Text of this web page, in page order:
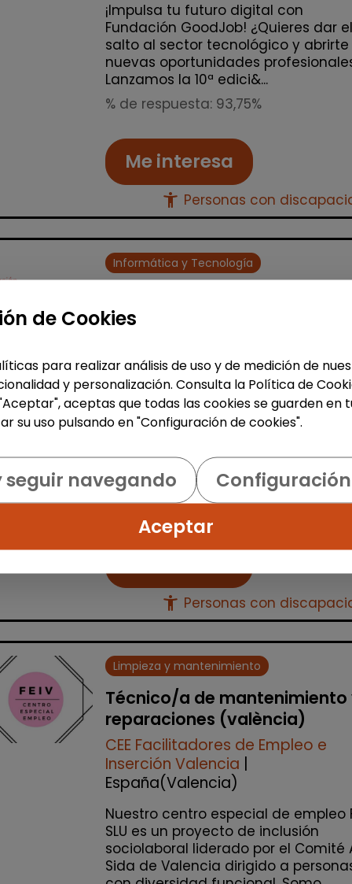
¡Impulsa tu futuro digital con
Fundación GoodJob! ¿Quieres dar el
salto al sector tecnológico y
nuevas oportunidades
Lanzamos la 10ª edici&...
% de respuesta: 93,75%
Me interesa
accessibility_new Personas con
Informática y Tecnología
impact#core(empleo
FUNDACIÓN GOODJOB|
España(Madrid)
¡Impulsa tu futuro digital con
Fundación GoodJob! ¿Quieres dar el
nuevas oportunidades
Lanzamos la 10ª edici&...
% de respuesta: 93,75%
accessibility_new Personas con
Limpieza y mantenimiento
Técnico/a de mantenimiento
reparaciones (valència)
CEE Facilitadores de Empleo e
Inserción Valencia
España(Valencia)
Nuestro centro especial de empleo
SLU es un proyecto de inclusión
sociolaboral liderado por el Comité
Sida de Valencia dirigido a
de Cookies
para realizar análisis de uso y de medición de
y personalización. Consulta la Política de
aceptas que todas las cookies se guarden en
su uso pulsando en "Configuración de cookies".
seguir navegando
Aceptar